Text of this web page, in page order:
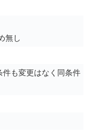
無し
件も変更はなく同条件